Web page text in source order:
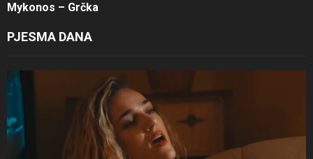
Mykonos – Grčka
PJESMA DANA